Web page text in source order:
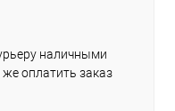
наличными
же оплатить заказ